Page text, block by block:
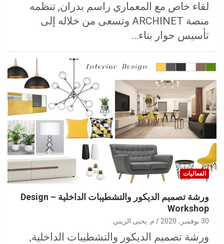
لقاء خاص مع المعماري راسم بدران, تنظمه
منصة ARCHINET وتسعى من خلاله إلى
تأسيس حوار بناء…
الفعاليات
ورشة تصميم الديكور والتشطيبات الداخلية – Design
Workshop
30 نوفمبر، 2020 م. يحيى الزيني
ورشة تصميم الديكور والتشطيبات الداخلية,